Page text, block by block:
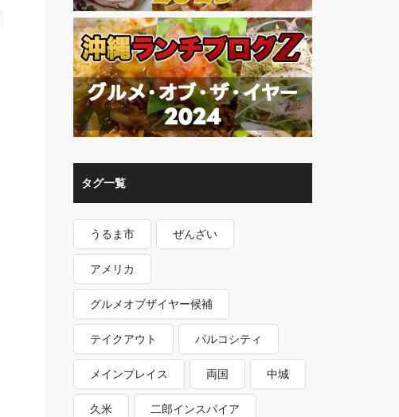
タグ一覧
うるま市 ぜんざい
アメリカ
グルメオブザイヤー候補
テイクアウト パルコシティ
メインプレイス 両国 中城
久米 二郎インスパイア